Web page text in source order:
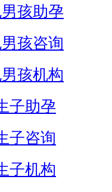
孩助孕
孩咨询
孩机构
子助孕
子咨询
子机构